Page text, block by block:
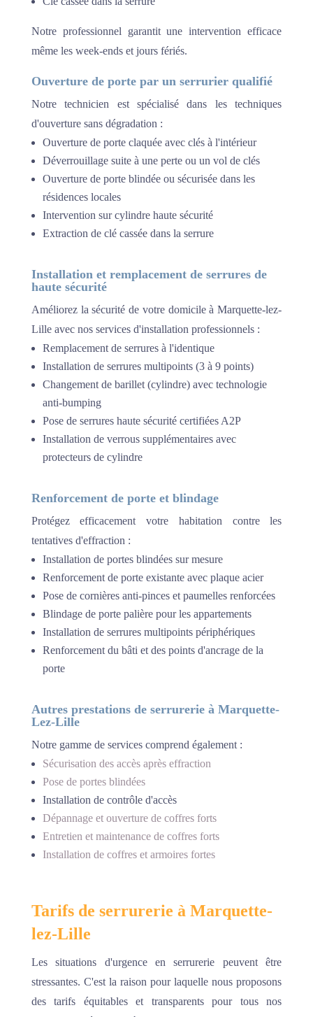
Notre professionnel garantit une intervention efficace
même les week-ends et jours fériés.
Ouverture de porte par un serrurier qualifié
Notre technicien est spécialisé dans les techniques
d'ouverture sans dégradation :
Ouverture de porte claquée avec clés à l'intérieur
Déverrouillage suite à une perte ou un vol de clés
Ouverture de porte blindée ou sécurisée dans les
résidences locales
Intervention sur cylindre haute sécurité
Extraction de clé cassée dans la serrure
Installation et remplacement de serrures de
haute sécurité
Améliorez la sécurité de votre domicile à Marquette-lez-
Lille avec nos services d'installation professionnels :
Remplacement de serrures à l'identique
Installation de serrures multipoints (3 à 9 points)
Changement de barillet (cylindre) avec technologie
anti-bumping
Pose de serrures haute sécurité certifiées A2P
Installation de verrous supplémentaires avec
protecteurs de cylindre
Renforcement de porte et blindage
Protégez efficacement votre habitation contre les
tentatives d'effraction :
Installation de portes blindées sur mesure
Renforcement de porte existante avec plaque acier
Pose de cornières anti-pinces et paumelles renforcées
Blindage de porte palière pour les appartements
Installation de serrures multipoints périphériques
Renforcement du bâti et des points d'ancrage de la
porte
Autres prestations de serrurerie à Marquette-
Lez-Lille
Notre gamme de services comprend également :
Sécurisation des accès après effraction
Pose de portes blindées
Installation de contrôle d'accès
Dépannage et ouverture de coffres forts
Entretien et maintenance de coffres forts
Installation de coffres et armoires fortes
Tarifs de serrurerie à Marquette-
lez-Lille
Les situations d'urgence en serrurerie peuvent être
stressantes. C'est la raison pour laquelle nous proposons
des tarifs équitables et transparents pour tous nos